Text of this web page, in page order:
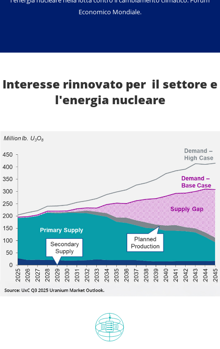
Economico Mondiale.
Interesse rinnovato per il settore e
l'energia nucleare